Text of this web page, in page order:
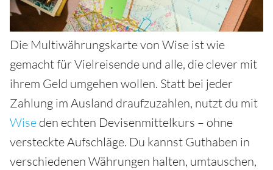
Die Multiwährungskarte von Wise ist wie
gemacht für Vielreisende und alle, die clever mit
ihrem Geld umgehen wollen. Statt bei jeder
Zahlung im Ausland draufzuzahlen, nutzt du mit
Wise den echten Devisenmittelkurs – ohne
versteckte Aufschläge. Du kannst Guthaben in
verschiedenen Währungen halten, umtauschen,